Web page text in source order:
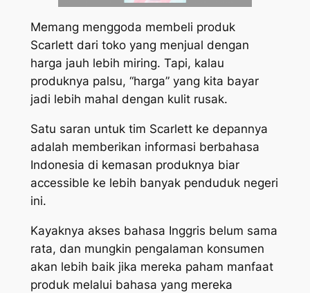
Memang menggoda membeli produk
Scarlett dari toko yang menjual dengan
harga jauh lebih miring. Tapi, kalau
produknya palsu, “harga” yang kita bayar
jadi lebih mahal dengan kulit rusak.
Satu saran untuk tim Scarlett ke depannya
adalah memberikan informasi berbahasa
Indonesia di kemasan produknya biar
accessible ke lebih banyak penduduk negeri
ini.
Kayaknya akses bahasa Inggris belum sama
rata, dan mungkin pengalaman konsumen
akan lebih baik jika mereka paham manfaat
produk melalui bahasa yang mereka